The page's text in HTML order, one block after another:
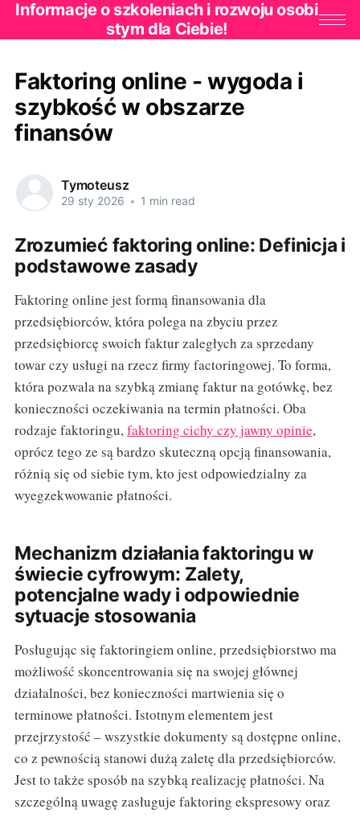
Informacje o szkoleniach i rozwoju osobi
stym dla Ciebie!
Faktoring online - wygoda i
szybkość w obszarze
finansów
Tymoteusz
29 sty 2026 • 1 min read
Zrozumieć faktoring online: Definicja i
podstawowe zasady
Faktoring online jest formą finansowania dla
przedsiębiorców, która polega na zbyciu przez
przedsiębiorcę swoich faktur zaległych za sprzedany
towar czy usługi na rzecz firmy factoringowej. To forma,
która pozwala na szybką zmianę faktur na gotówkę, bez
konieczności oczekiwania na termin płatności. Oba
rodzaje faktoringu,faktoring cichy czy jawny opinie,
oprócz tego ze są bardzo skuteczną opcją finansowania,
różnią się od siebie tym, kto jest odpowiedzialny za
wyegzekwowanie płatności.
Mechanizm działania faktoringu w
świecie cyfrowym: Zalety,
potencjalne wady i odpowiednie
sytuacje stosowania
Posługując się faktoringiem online, przedsiębiorstwo ma
możliwość skoncentrowania się na swojej głównej
działalności, bez konieczności martwienia się o
terminowe płatności. Istotnym elementem jest
przejrzystość – wszystkie dokumenty są dostępne online,
co z pewnością stanowi dużą zaletę dla przedsiębiorców.
Jest to także sposób na szybką realizację płatności. Na
szczególną uwagę zasługuje faktoring ekspresowy oraz